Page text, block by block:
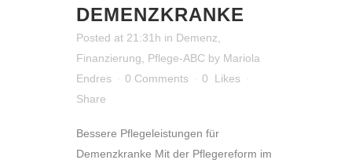
DEMENZKRANKE
Posted at 21:31h in Demenz
Finanzierung
Pflege-ABC by Mariola
Endres
0 Comments 0
Likes
Share
Bessere Pflegeleistungen für
Demenzkranke Mit der Pflegereform im